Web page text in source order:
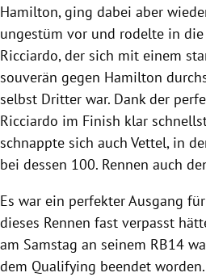
Hamilton, ging dabei aber
ungestüm vor und rodelte in die
Ricciardo, der sich mit einem
souverän gegen Hamilton
selbst Dritter war. Dank der
Ricciardo im Finish klar
schnappte sich auch Vettel, in
bei dessen 100. Rennen auch
Es war ein perfekter Ausgang
dieses Rennen fast verpasst
am Samstag an seinem RB14
dem Qualifying beendet worden.